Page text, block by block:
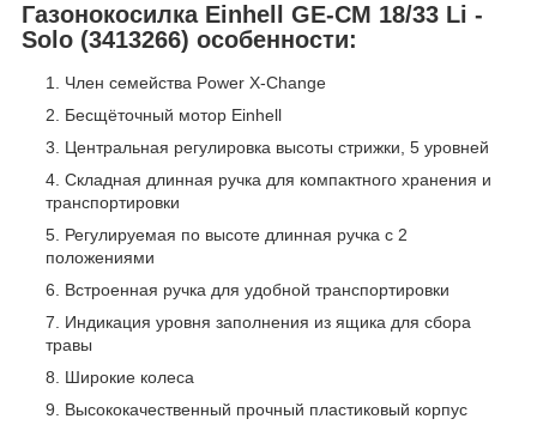
Газонокосилка Einhell GE-CM 18/33 Li -
Solo (3413266) особенности:
Член семейства Power X-Change
Бесщёточный мотор Einhell
Центральная регулировка высоты стрижки, 5 уровней
Складная длинная ручка для компактного хранения и
транспортировки
Регулируемая по высоте длинная ручка с 2
положениями
Встроенная ручка для удобной транспортировки
Индикация уровня заполнения из ящика для сбора
травы
Широкие колеса
Высококачественный прочный пластиковый корпус